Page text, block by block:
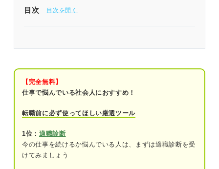
目次
な5つのパターン
④自給自足の生活をする
【完全無料】
仕事で悩んでいる社会人におすすめ！
転職前に必ず使ってほしい厳選ツール
1位： 適職診断
今の仕事を続けるか悩んでいる人は、まずは適職診断を受
けてみましょう